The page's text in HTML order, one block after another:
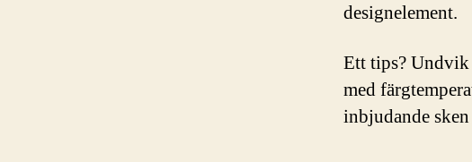
designelement.
Ett tips?
med
inbjudande